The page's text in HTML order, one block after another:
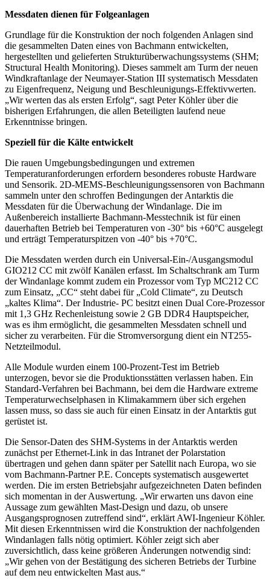
Messdaten dienen für Folgeanlagen
Grundlage für die Konstruktion der noch folgenden Anlagen sind
die gesammelten Daten eines von Bachmann entwickelten,
hergestellten und gelieferten Strukturüberwachungssystems (SHM;
Structural Health Monitoring). Dieses sammelt am Turm der neuen
Windkraftanlage der Neumayer-Station III systematisch Messdaten
zu Eigenfrequenz, Neigung und Beschleunigungs-Effektivwerten.
„Wir werten das als ersten Erfolg“, sagt Peter Köhler über die
bisherigen Erfahrungen, die allen Beteiligten laufend neue
Erkenntnisse bringen.
Speziell für die Kälte entwickelt
Die rauen Umgebungsbedingungen und extremen
Temperaturanforderungen erfordern besonderes robuste Hardware
und Sensorik. 2D-MEMS-Beschleunigungssensoren von Bachmann
sammeln unter den schroffen Bedingungen der Antarktis die
Messdaten für die Überwachung der Windanlage. Die im
Außenbereich installierte Bachmann-Messtechnik ist für einen
dauerhaften Betrieb bei Temperaturen von -30° bis +60°C ausgelegt
und erträgt Temperaturspitzen von -40° bis +70°C.
Die Messdaten werden durch ein Universal-Ein-/Ausgangsmodul
GIO212 CC mit zwölf Kanälen erfasst. Im Schaltschrank am Turm
der Windanlage kommt zudem ein Prozessor vom Typ MC212 CC
zum Einsatz, „CC“ steht dabei für „Cold Climate“, zu Deutsch
„kaltes Klima“. Der Industrie- PC besitzt einen Dual Core-Prozessor
mit 1,3 GHz Rechenleistung sowie 2 GB DDR4 Hauptspeicher,
was es ihm ermöglicht, die gesammelten Messdaten schnell und
sicher zu verarbeiten. Für die Stromversorgung dient ein NT255-
Netzteilmodul.
Alle Module wurden einem 100-Prozent-Test im Betrieb
unterzogen, bevor sie die Produktionsstätten verlassen haben. Ein
Standard-Verfahren bei Bachmann, bei dem die Hardware extreme
Temperaturwechselphasen in Klimakammern über sich ergehen
lassen muss, so dass sie auch für einen Einsatz in der Antarktis gut
gerüstet ist.
Die Sensor-Daten des SHM-Systems in der Antarktis werden
zunächst per Ethernet-Link in das Intranet der Polarstation
übertragen und gehen dann später per Satellit nach Europa, wo sie
vom Bachmann-Partner P.E. Concepts systematisch ausgewertet
werden. Die im ersten Betriebsjahr aufgezeichneten Daten befinden
sich momentan in der Auswertung. „Wir erwarten uns davon eine
Aussage zum gewählten Mast-Design und dazu, ob unsere
Ausgangsprognosen zutreffend sind“, erklärt AWI-Ingenieur Köhler.
Mit diesen Erkenntnissen wird die Konstruktion der nachfolgenden
Windanlagen falls nötig optimiert. Köhler zeigt sich aber
zuversichtlich, dass keine größeren Änderungen notwendig sind:
„Wir gehen von der Bestätigung des sicheren Betriebs der Turbine
auf dem neu entwickelten Mast aus.“